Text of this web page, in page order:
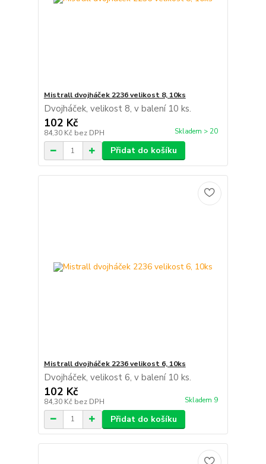
Mistrall dvojháček 2236 velikost 8, 10ks
Dvojháček, velikost 8, v balení 10 ks.
102 Kč
84,30 Kč bez DPH Skladem > 20
Přidat do košíku
Mistrall dvojháček 2236 velikost 6, 10ks
Dvojháček, velikost 6, v balení 10 ks.
102 Kč
84,30 Kč bez DPH Skladem 9
Přidat do košíku